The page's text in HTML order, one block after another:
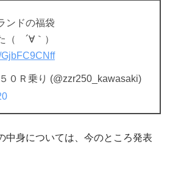
ンドの福袋
（ ´∀｀）
０Ｒ乗り (@zzr250_kawasaki)
中身については、今のところ発表